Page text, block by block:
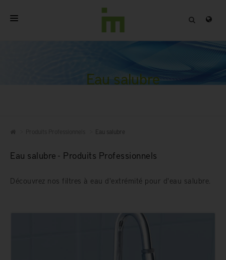
Eau salubre
Eau salubre
Eau salubre - Produits Professionnels
Découvrez nos filtres à eau d'extrémité pour d'eau salubre.